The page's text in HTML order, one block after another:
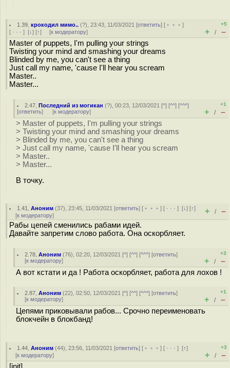
1.39 ,крокодил мимо.. (?), 23:43, 11/03/2021 [ответить] [ ﹢﹢﹢]
[ · · · ] [↓] [↑] [к модератору]
+5
+ / –
Master of puppets, I'm pulling your strings
Twisting your mind and smashing your dreams
Blinded by me, you can't see a thing
Just call my name, 'cause I'll hear you scream
Master..
Master...
2.47 ,Последний из могикан (?), 00:23, 12/03/2021 [^] [^^] [^^^]
[ответить] [к модератору]
+1
+ / –
> Master of puppets, I'm pulling your strings
> Twisting your mind and smashing your dreams
> Blinded by me, you can't see a thing
> Just call my name, 'cause I'll hear you scream
> Master..
> Master...
В точку.
1.41 ,Аноним (37), 23:45, 11/03/2021 [ответить] [ ﹢﹢﹢] [ · · ·][↓] [↑]
[к модератору] + / –
Рабы цепей сменились рабами идей.
Давайте запретим слово работа. Она оскорбляет.
2.78 ,Аноним (76), 02:20, 12/03/2021 [^] [^^] [^^^] [ответить]
[к модератору]
+3
+ / –
А вот кстати и да ! Работа оскорбляет, работа для лохов !
2.87 ,Аноним (22), 02:50, 12/03/2021 [^] [^^] [^^^] [ответить]
[к модератору]
+1
+ / –
Цепями приковывали рабов... Срочно переименовать
блокчейн в блокбанд!
1.44 ,Аноним (44), 23:56, 11/03/2021 [ответить] [ ﹢﹢﹢] [ · · ·][↑]
[к модератору]
+3
+ / –